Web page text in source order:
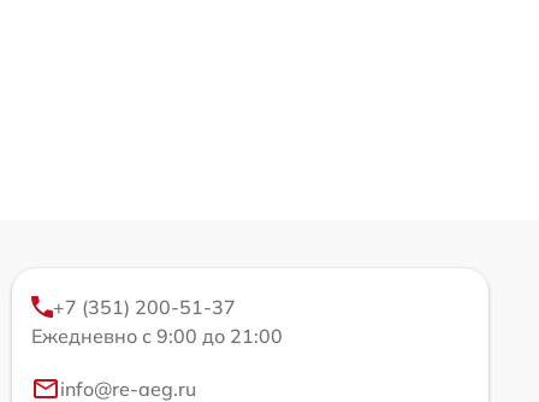
+7 (351) 200-51-37
Ежедневно с 9:00 до 21:00
info@re-aeg.ru